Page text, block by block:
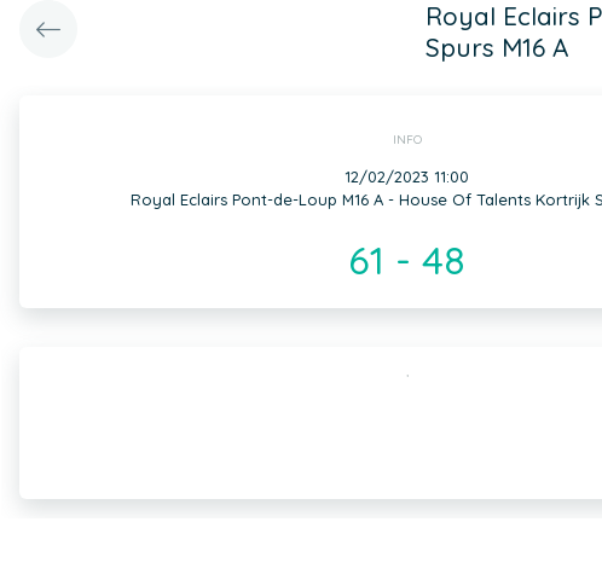
Royal Eclairs
Spurs M16 A
INFO
12/02/2023 11:00
Royal Eclairs Pont-de-Loup M16 A - House Of Talents Kortrijk
61 - 48
,